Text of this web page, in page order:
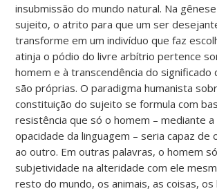
insubmissão do mundo natural. Na
sujeito, o atrito para que um ser
transforme em um indivíduo que faz
atinja o pódio do livre arbítrio pertence
homem e à transcendência do significado
são próprias. O paradigma humanista
constituição do sujeito se formula com
resistência que só o homem – mediante a
opacidade da linguagem – seria capaz de
ao outro. Em outras palavras, o homem
subjetividade na alteridade com ele
resto do mundo, os animais, as coisas, os